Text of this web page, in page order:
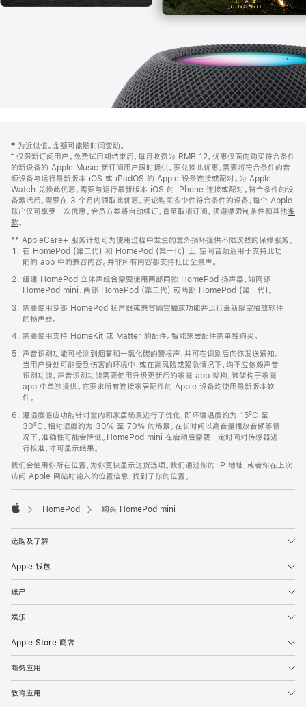
页
页
脚
注
‡ 为近似值。金额可能随时间变动。
⁺ 仅限新订阅用户。免费试用期结束后，每月收费为 RMB 12。优惠仅面向购买符合条件
的新设备的 Apple Music 新订阅用户限时提供。要兑换此优惠，需要将符合条件的音
频设备与运行最新版本 iOS 或 iPadOS 的 Apple 设备连接或配对。为 Apple
Watch 兑换此优惠，需要与运行最新版本 iOS 的 iPhone 连接或配对。符合条件的设
备激活后，需要在 3 个月内领取此优惠。无论购买多少件符合条件的设备，每个 Apple
账户仅可享受一次优惠。会员方案将自动续订，直至取消订阅。须遵循限制条件和其他条
款。
窗
口
中
打
开)
** AppleCare+ 服务计划可为使用过程中发生的意外损坏提供不限次数的保修服务。
在 HomePod (第二代) 和 HomePod (第一代) 上，空间音频适用于支持此功
能的 app 中的兼容内容。并非所有内容都支持杜比全景声。
组建 HomePod 立体声组合需要使用两部同款 HomePod 扬声器，如两部
HomePod mini、两部 HomePod (第二代) 或两部 HomePod (第一代)。
需要使用多部 HomePod 扬声器或兼容隔空播放功能并运行最新隔空播放软件
的扬声器。
需要使用支持 HomeKit 或 Matter 的配件。智能家居配件需单独购买。
声音识别功能可检测到烟雾和一氧化碳的警报声，并可在识别后向你发送通知。
当用户身处可能受到伤害的环境中，或在高风险或紧急情况下，均不应依赖声音
识别功能。声音识别功能需要使用升级更新后的家庭 app 架构，该架构于家庭
app 中单独提供。它要求所有连接家居配件的 Apple 设备均使用最新版本软
件。
温湿度感应功能针对室内和家居场景进行了优化，即环境温度约为 15ºC 至
30ºC、相对湿度约为 30% 至 70% 的场景。在长时间以高音量播放音频等情
况下，准确性可能会降低。HomePod mini 在启动后需要一定时间对传感器进
行校准，才可显示结果。
我们会使用你所在位置，为你更快显示送货选项。我们通过你的 IP 地址，或者你在上次
访问 Apple 网站时输入的位置信息，找到了你的位置。
HomePod 购买 HomePod mini
选购及了解
Apple 钱包
账户
娱乐
Apple Store 商店
商务应用
教育应用